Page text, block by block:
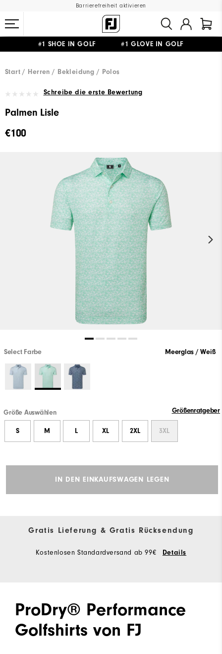
Barrierefreiheit aktivieren
#1 SHOE IN GOLF #1 GLOVE IN GOLF
Start
Herren Bekleidung Polos
Schreibe die erste Bewertung
Palmen Lisle
€100
Select Farbe Meerglas / Weiß
Größe Auswählen Größenratgeber
S M L XL 2XL 3XL
IN DEN EINKAUFSWAGEN LEGEN
Gratis Lieferung & Gratis Rücksendung
Kostenlosen Standardversand ab 99€ Details
ProDry® Performance
Golfshirts von FJ